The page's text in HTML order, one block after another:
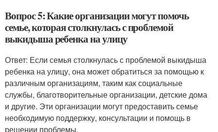
Вопрос 5: Какие организации могут помочь
семье, которая столкнулась с проблемой
выкидыша ребенка на улицу
Ответ: Если семья столкнулась с проблемой выкидыша
ребенка на улицу, она может обратиться за помощью к
различным организациям, таким как социальные
службы, благотворительные организации, детские дома
и другие. Эти организации могут предоставить семье
необходимую поддержку, консультации и помощь в
решении проблемы.